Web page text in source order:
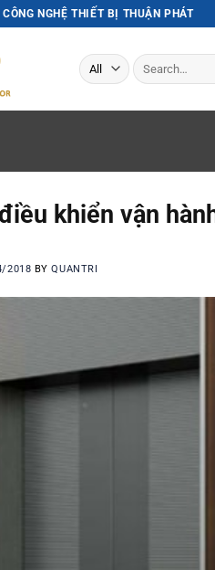
NGHỆ THIẾT BỊ THUẬN PHÁT
Search
for:
khiển vận
2018 BYQUANTRI